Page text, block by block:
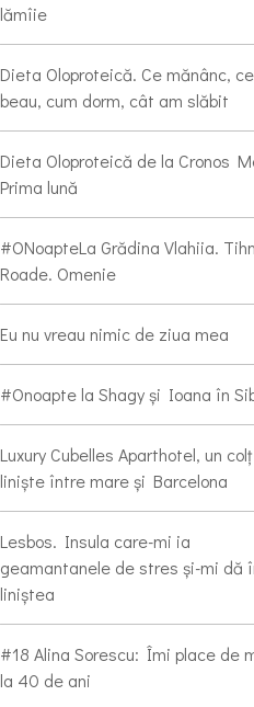
lămîie
Dieta Oloproteică. Ce mănânc, ce
beau, cum dorm, cât am slăbit
Dieta Oloproteică de la Cronos
Prima lună
#ONoapteLa Grădina Vlahiia.
Roade. Omenie
Eu nu vreau nimic de ziua mea
#Onoapte la Shagy și Ioana în
Luxury Cubelles Aparthotel, un
liniște între mare și Barcelona
Lesbos. Insula care-mi ia
geamantanele de stres și-mi dă
liniștea
#18 Alina Sorescu: Îmi place de
la 40 de ani